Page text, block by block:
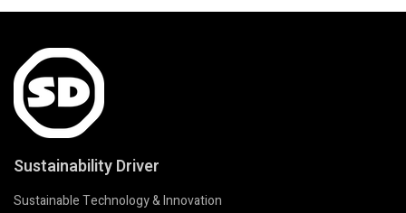
Sustainability Driver
Sustainable Technology & Innovation